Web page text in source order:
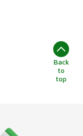
Back
to
top